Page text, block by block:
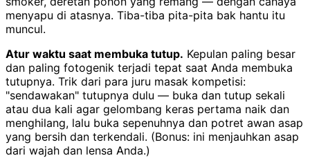
menyapu di atasnya. Tiba-tiba pita-pita bak hantu itu
muncul.
Atur waktu saat membuka tutup. Kepulan paling besar
dan paling fotogenik terjadi tepat saat Anda membuka
tutupnya. Trik dari para juru masak kompetisi:
"sendawakan" tutupnya dulu — buka dan tutup sekali
atau dua kali agar gelombang keras pertama naik dan
menghilang, lalu buka sepenuhnya dan potret awan asap
yang bersih dan terkendali. (Bonus: ini menjauhkan asap
dari wajah dan lensa Anda.)